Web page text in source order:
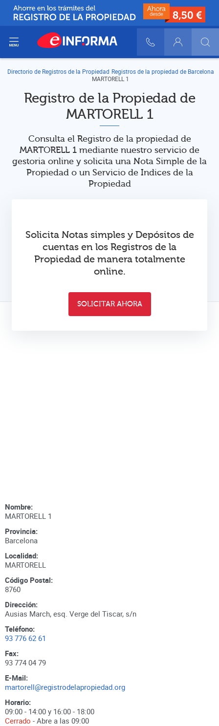
900 10 30 20
Login
del menú
Directorio de Registros de la Propiedad Registros de la propiedad de Barcelona
MARTORELL 1
Registro de la Propiedad de
MARTORELL 1
Consulta el Registro de la propiedad de
MARTORELL 1 mediante nuestro servicio de
gestoria online y solicita una Nota Simple de la
Propiedad o un Servicio de Indices de la
Propiedad
Solicita Notas simples y Depósitos de
cuentas en los Registros de la
Propiedad de manera totalmente
online.
SOLICITAR AHORA
Nombre:
MARTORELL 1
Provincia:
Barcelona
Localidad:
MARTORELL
Código Postal:
8760
Dirección:
Ausias March, esq. Verge del Tiscar, s/n
Teléfono:
93 776 62 61
Fax:
93 774 04 79
E-Mail:
martorell@registrodelapropiedad.org
Horario:
09:00 - 14:00 y 16:00 - 18:00
Cerrado - Abre a las 09:00